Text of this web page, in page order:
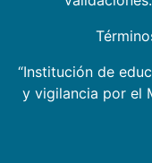
“Institución de
y vigilancia por el